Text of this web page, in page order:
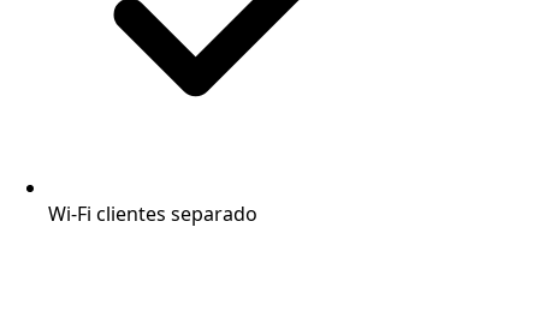
Wi-Fi clientes separado